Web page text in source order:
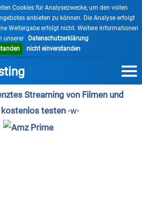
Cookies für Analysezwecke, um den vollen
anbieten zu können. Die Analyse erfolgt
Weitergabe erfolgt nicht. Weitere Informationen
unserer
Datenschutzerklärung
nicht einverstanden
×
Streaming von Filmen und
kostenlos testen -w-